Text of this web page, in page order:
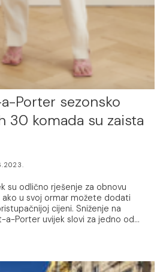
Porter sezonsko
30 komada su zaista
su odlično rješenje za obnovu
u svoj ormar možete dodati
cijeni. Sniženje na
Porter uvijek slovi za jedno od...